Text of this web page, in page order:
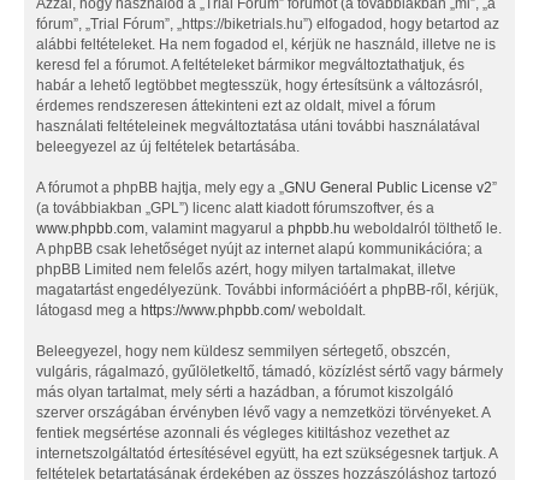
fórum”, „Trial Fórum”, „https://biketrials.hu”) elfogadod, hogy betartod az
alábbi feltételeket. Ha nem fogadod el, kérjük ne használd, illetve ne is
keresd fel a fórumot. A feltételeket bármikor megváltoztathatjuk, és
habár a lehető legtöbbet megtesszük, hogy értesítsünk a változásról,
érdemes rendszeresen áttekinteni ezt az oldalt, mivel a fórum
használati feltételeinek megváltoztatása utáni további használatával
beleegyezel az új feltételek betartásába.
A fórumot a phpBB hajtja, mely egy a „ GNU General Public License v2”
(a továbbiakban „GPL”) licenc alatt kiadott fórumszoftver, és a
www.phpbb.com , valamint magyarul a phpbb.hu weboldalról tölthető le.
A phpBB csak lehetőséget nyújt az internet alapú kommunikációra; a
phpBB Limited nem felelős azért, hogy milyen tartalmakat, illetve
magatartást engedélyezünk. További információért a phpBB-ről, kérjük,
látogasd meg a https://www.phpbb.com/weboldalt.
Beleegyezel, hogy nem küldesz semmilyen sértegető, obszcén,
vulgáris, rágalmazó, gyűlöletkeltő, támadó, közízlést sértő vagy bármely
más olyan tartalmat, mely sérti a hazádban, a fórumot kiszolgáló
szerver országában érvényben lévő vagy a nemzetközi törvényeket. A
fentiek megsértése azonnali és végleges kitiltáshoz vezethet az
internetszolgáltatód értesítésével együtt, ha ezt szükségesnek tartjuk. A
feltételek betartatásának érdekében az összes hozzászóláshoz tartozó